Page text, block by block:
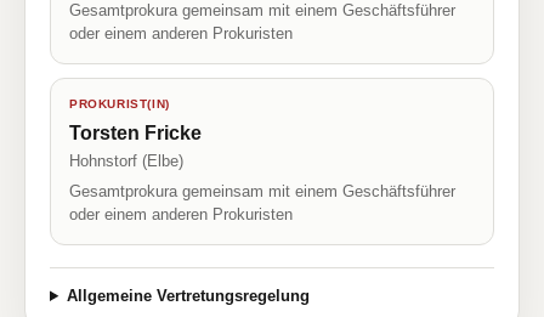
Gesamtprokura gemeinsam mit einem Geschäftsführer
oder einem anderen Prokuristen
PROKURIST(IN)
Torsten Fricke
Hohnstorf (Elbe)
Gesamtprokura gemeinsam mit einem Geschäftsführer
oder einem anderen Prokuristen
Allgemeine Vertretungsregelung